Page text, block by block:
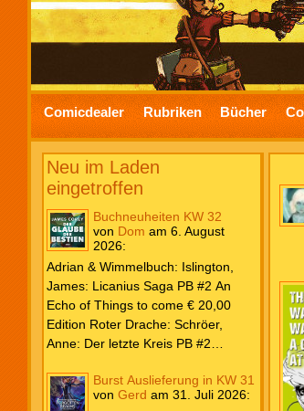
Comicdealer Rubriken Bücher
Neu im Laden
eingetroffen
Buchneuheiten KW 32
von Dom am 6. August
2026:
Adrian & Wimmelbuch: Islington,
James: Licanius Saga PB #2 An
Echo of Things to come € 20,00
Edition Roter Drache: Schröer,
Anne: Der letzte Kreis PB #2
Frank: Der Pandora-Zyklus PB #1
Die Reise nach Pandora € 16,00
Burst Auslieferung in KW 31
von Gerd am 31. Juli 2026: